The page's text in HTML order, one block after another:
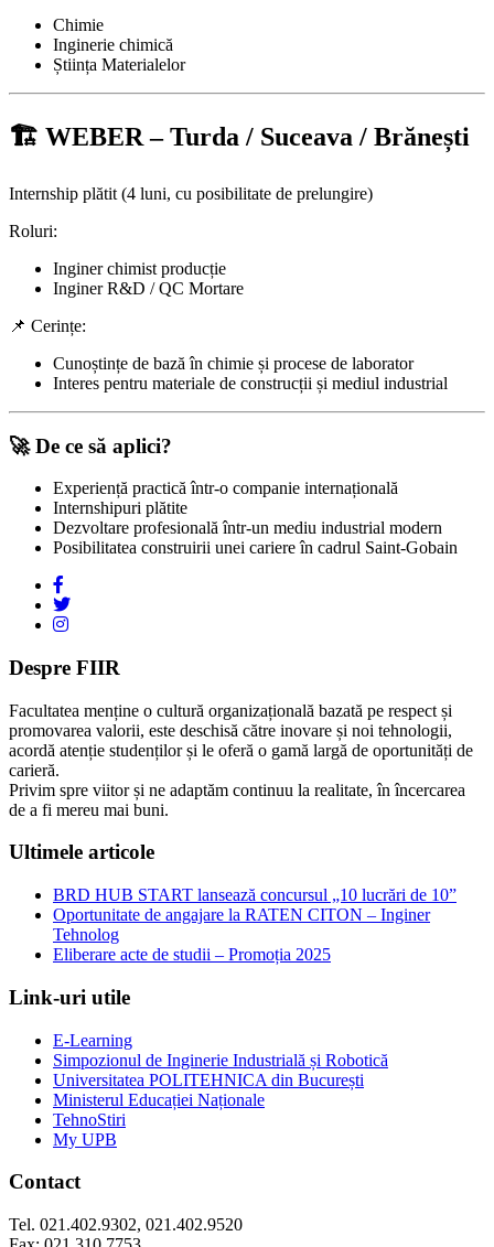
Chimie
Inginerie chimică
Știința Materialelor
🏗️ WEBER – Turda / Suceava / Brănești
Internship plătit (4 luni, cu posibilitate de prelungire)
Roluri:
Inginer chimist producție
Inginer R&D / QC Mortare
📌 Cerințe:
Cunoștințe de bază în chimie și procese de laborator
Interes pentru materiale de construcții și mediul industrial
🚀 De ce să aplici?
Experiență practică într-o companie internațională
Internshipuri plătite
Dezvoltare profesională într-un mediu industrial modern
Posibilitatea construirii unei cariere în cadrul Saint-Gobain
Despre FIIR
Facultatea menține o cultură organizațională bazată pe respect și
promovarea valorii, este deschisă către inovare și noi tehnologii,
acordă atenție studenților și le oferă o gamă largă de oportunități de
carieră.
Privim spre viitor și ne adaptăm continuu la realitate, în încercarea
de a fi mereu mai buni.
Ultimele articole
BRD HUB START lansează concursul „10 lucrări de 10”
Oportunitate de angajare la RATEN CITON – Inginer
Tehnolog
Eliberare acte de studii – Promoția 2025
Link-uri utile
E-Learning
Simpozionul de Inginerie Industrială și Robotică
Universitatea POLITEHNICA din București
Ministerul Educației Naționale
TehnoStiri
My UPB
Contact
Tel. 021.402.9302, 021.402.9520